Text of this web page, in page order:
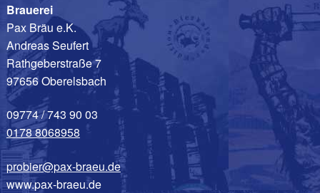
Produktseite
gewählt
werden
Brauerei
Pax Bräu e.K.
Andreas Seufert
Rathgeberstraße 7
97656 Oberelsbach
09774 / 743 90 03
0178 8068958
probier@pax-braeu.de
www.pax-braeu.de